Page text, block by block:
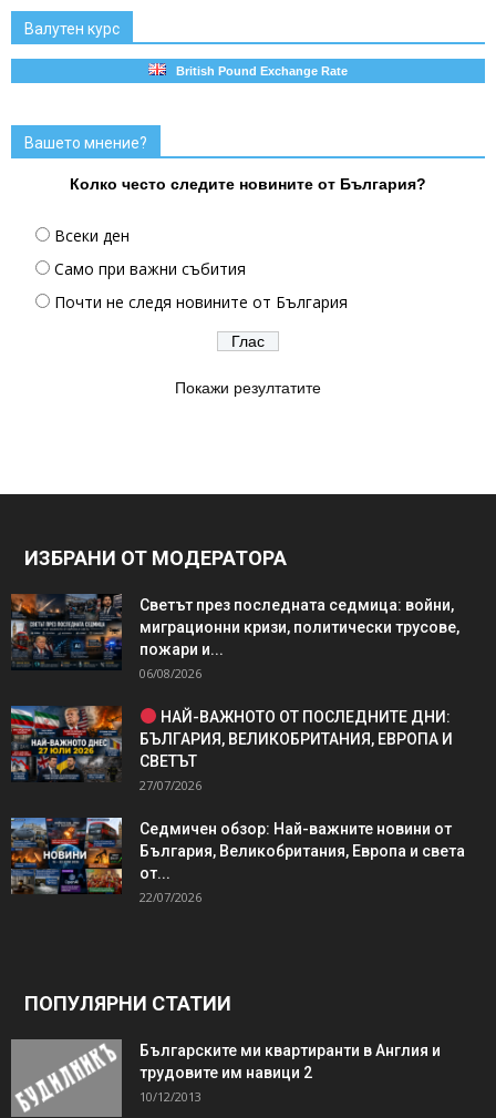
Валутен курс
British Pound Exchange Rate
Вашето мнение?
Колко често следите новините от България?
Всеки ден
Само при важни събития
Почти не следя новините от България
Покажи резултатите
ИЗБРАНИ ОТ МОДЕРАТОРА
Светът през последната седмица: войни,
миграционни кризи, политически трусове,
пожари и...
06/08/2026
НАЙ-ВАЖНОТО ОТ ПОСЛЕДНИТЕ ДНИ:
БЪЛГАРИЯ, ВЕЛИКОБРИТАНИЯ, ЕВРОПА И
СВЕТЪТ
27/07/2026
Седмичен обзор: Най-важните новини от
България, Великобритания, Европа и света
от...
22/07/2026
ПОПУЛЯРНИ СТАТИИ
Българските ми квартиранти в Англия и
трудовите им навици 2
10/12/2013